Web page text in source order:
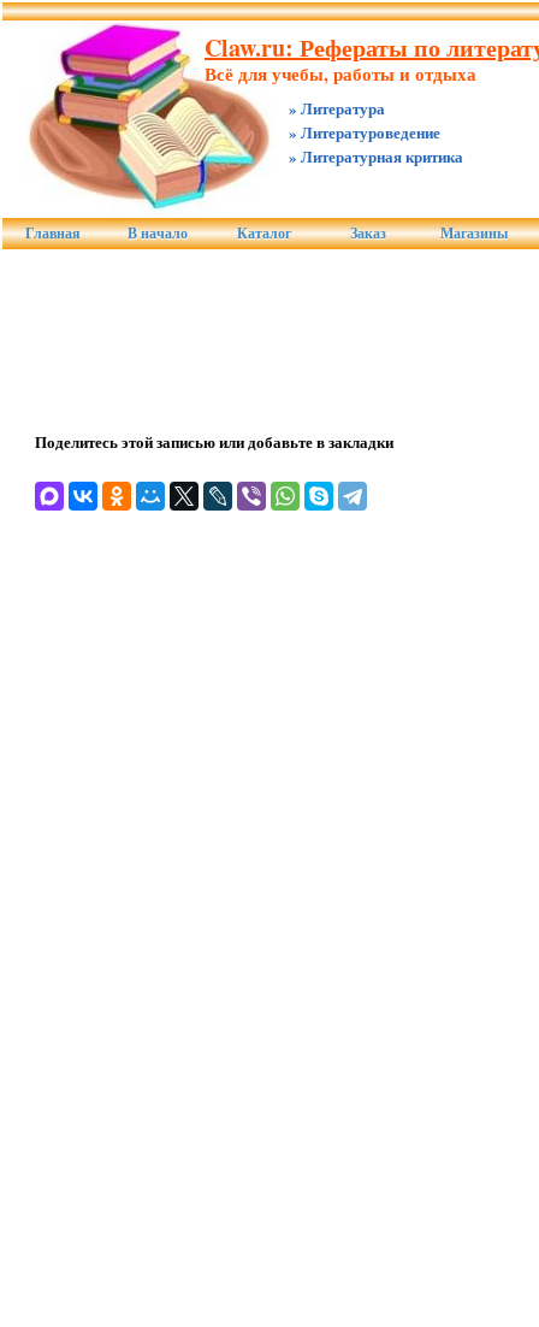
Claw.ru: Рефераты по
Всё для учебы, работы и отдыха
» Литература
» Литературоведение
» Литературная критика
Главная В начало Каталог Заказ Магазины
Поделитесь этой записью или добавьте в закладки